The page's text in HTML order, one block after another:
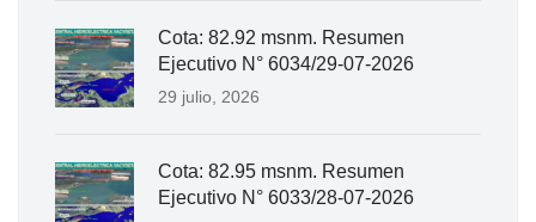
Cota: 82.92 msnm. Resumen
Ejecutivo N° 6034/29-07-2026
29 julio, 2026
Cota: 82.95 msnm. Resumen
Ejecutivo N° 6033/28-07-2026